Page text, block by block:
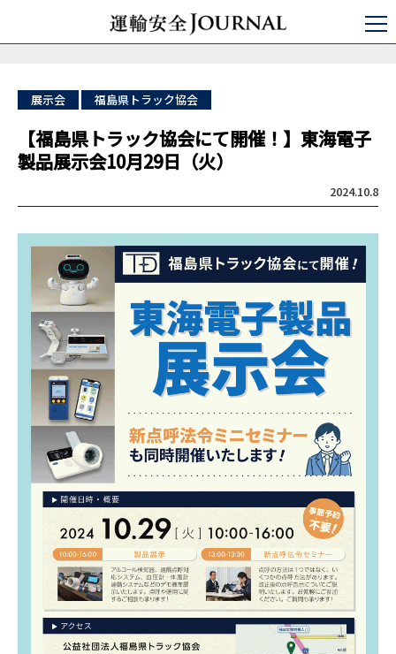
セミナ・コンサルティング
【福島県トラック協会にて開催！】東海電子製品展示会10月29日（火）
展示会 福島県トラック協会
【福島県トラック協会にて開催！】東海電子
製品展示会10月29日（火）
2024.10.8